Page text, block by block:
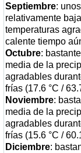
Septiembre:
relativamente
temperaturas
calente tiempo
Octubre:
media de la
agradables
frías (17.6 °C /
Noviembre:
media de la
agradables
frías (15.6 °C /
Diciembre: